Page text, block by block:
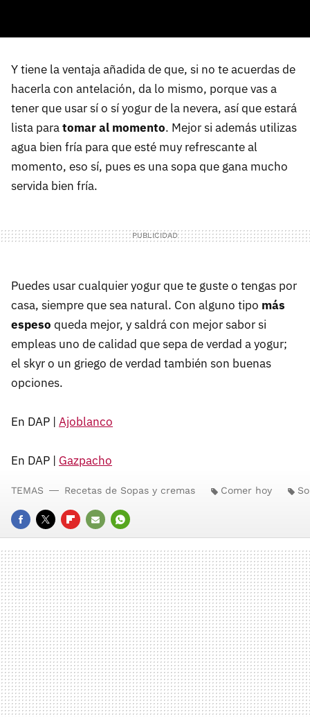
Y tiene la ventaja añadida de que, si no te acuerdas de
hacerla con antelación, da lo mismo, porque vas a
tener que usar sí o sí yogur de la nevera, así que estará
lista paratomar al momento. Mejor si además utilizas
agua bien fría para que esté muy refrescante al
momento, eso sí, pues es una sopa que gana mucho
servida bien fría.
Puedes usar cualquier yogur que te guste o tengas por
casa, siempre que sea natural. Con alguno tipo más
espeso queda mejor, y saldrá con mejor sabor si
empleas uno de calidad que sepa de verdad a yogur;
el skyr o un griego de verdad también son buenas
opciones.
En DAP | Ajoblanco
En DAP | Gazpacho
FACEBOOK
TWITTERFLIPBOARD
E-
MAIL
WHATSAPP
TEMAS Recetas de Sopas y cremas Comer hoy